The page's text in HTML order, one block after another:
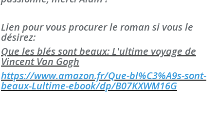
Lien pour vous procurer le roman si vous le
désirez:
Que les blés sont beaux: L'ultime voyage de
Vincent Van Gogh
https://www.amazon.fr/Que-bl%C3%A9s-sont-
beaux-Lultime-ebook/dp/B07KXWM16G